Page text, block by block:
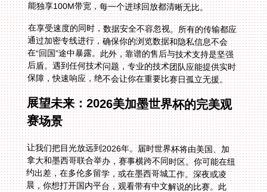
能独享100M带宽，每一个进球回放都清晰无比。
在享受速度的同时，数据安全不容忽视。所有的传输都应
通过加密专线进行，确保你的浏览数据和隐私信息不会
在“回国”途中暴露。此外，靠谱的售后与技术支持是坚强
后盾。遇到任何技术问题，专业的技术团队应能提供实时
保障，快速响应，绝不会让你在重要比赛日孤立无援。
展望未来：2026美加墨世界杯的完美观
赛场景
让我们把目光放远到2026年。届时世界杯将由美国、加
拿大和墨西哥联合举办，赛事横跨不同时区。你可能在纽
约出差，在多伦多留学，或在墨西哥城工作。深夜或凌
晨，你想打开国内平台，观看带有中文解说的比赛。此
时，提前部署好的智能加速器将发挥巨大作用。它的全球
节点能确保你在北美任何地点都能获得低延迟连接；智能
线路会根据你的实时网络状况，自动选择最稳定的回国通
道，完美避开国际网络高峰期的拥堵。你可以从容地在B
站观看二路流趣味解说，在央视App感受官方直播的震
撼，甚至通过国内电视盒子回看精彩集锦，完全不受地域